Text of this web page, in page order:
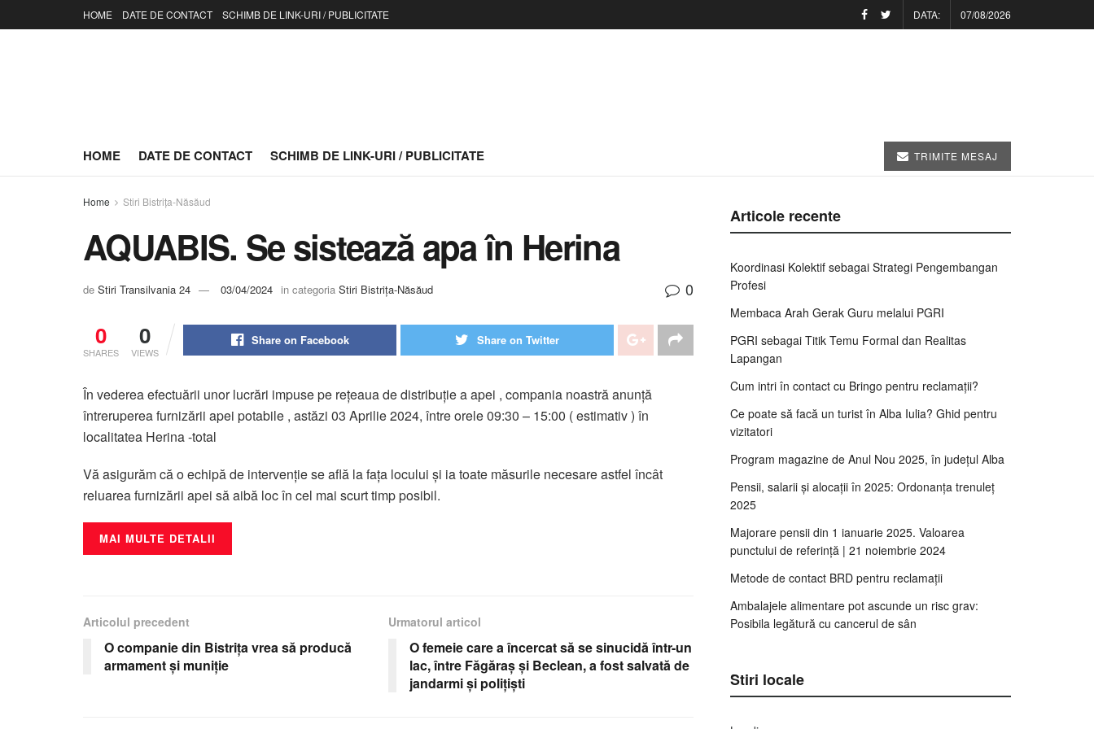
HOME DATE DE CONTACT SCHIMB DE LINK-URI / PUBLICITATE DATA: 07/08/2026
HOME DATE DE CONTACT SCHIMB DE LINK-URI / PUBLICITATE TRIMITE MESAJ
Home Stiri Bistrița-Năsăud
AQUABIS. Se sistează apa în Herina
de Stiri Transilvania 24 03/04/2024 in categoria Stiri Bistrița-Năsăud 0
0
SHARES
0
VIEWS
Share on Facebook Share on Twitter
În vederea efectuării unor lucrări impuse pe rețeaua de distribuție a apei , compania noastră anunță
întreruperea furnizării apei potabile , astăzi 03 Aprilie 2024, între orele 09:30 – 15:00 ( estimativ ) în
localitatea Herina -total
Vă asigurăm că o echipă de intervenție se află la fața locului și ia toate măsurile necesare astfel încât
reluarea furnizării apei să aibă loc în cel mai scurt timp posibil.
MAI MULTE DETALII
Articolul precedent
O companie din Bistrița vrea să producă
armament și muniție
Urmatorul articol
O femeie care a încercat să se sinucidă într-un
lac, între Făgăraș și Beclean, a fost salvată de
jandarmi și polițiști
Articole recente
Koordinasi Kolektif sebagai Strategi Pengembangan
Profesi
Membaca Arah Gerak Guru melalui PGRI
PGRI sebagai Titik Temu Formal dan Realitas
Lapangan
Cum intri în contact cu Bringo pentru reclamații?
Ce poate să facă un turist în Alba Iulia? Ghid pentru
vizitatori
Program magazine de Anul Nou 2025, în județul Alba
Pensii, salarii și alocații în 2025: Ordonanța trenuleț
2025
Majorare pensii din 1 ianuarie 2025. Valoarea
punctului de referință | 21 noiembrie 2024
Metode de contact BRD pentru reclamații
Ambalajele alimentare pot ascunde un risc grav:
Posibila legătură cu cancerul de sân
Stiri locale